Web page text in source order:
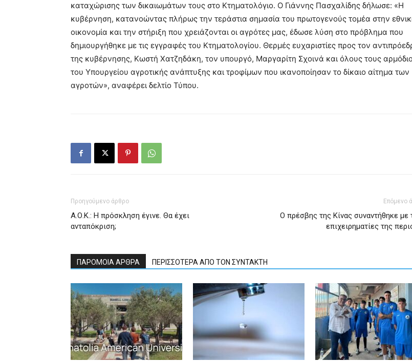
καταχώρισης των δικαιωμάτων τους στο Κτηματολόγιο. Ο Γιάννης Πασχαλίδης δήλωσε: «Η
κυβέρνηση, κατανοώντας πλήρως την τεράστια σημασία του πρωτογενούς τομέα στην
οικονομία και την στήριξη που χρειάζονται οι αγρότες μας, έδωσε λύση στο πρόβλημα που
δημιουργήθηκε με τις εγγραφές του Κτηματολογίου. Θερμές ευχαριστίες προς τον
της κυβέρνησης, Κωστή Χατζηδάκη, τον υπουργό, Μαργαρίτη Σχοινά και όλους τους
του Υπουργείου αγροτικής ανάπτυξης και τροφίμων που ικανοποίησαν το δίκαιο αίτημα των
αγροτών», αναφέρει δελτίο Τύπου.
Προηγούμενο άρθρο
Α.Ο.Κ.: Η πρόσκληση έγινε. Θα έχει
ανταπόκριση;
Επόμενο
Ο πρέσβης της Κίνας συναντήθηκε με
επιχειρηματίες της
ΠΑΡΟΜΟΙΑ ΑΡΘΡΑ ΠΕΡΙΣΣΟΤΕΡΑ ΑΠΟ ΤΟΝ ΣΥΝΤΑΚΤΗ